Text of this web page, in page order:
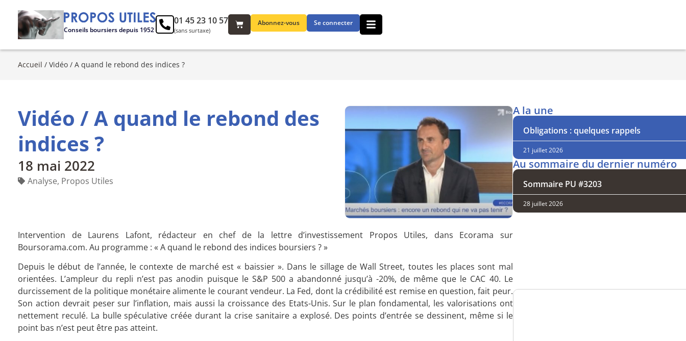
Conseils boursiers depuis 1952
Abonnez-vous Se connecter
01 45 23 10 57
(sans surtaxe)
Accueil / Vidéo / A quand le rebond des indices ?
Vidéo / A quand le rebond des
indices ?
18 mai 2022
Analyse, Propos Utiles
Intervention de Laurens Lafont, rédacteur en chef de la lettre d’investissement Propos Utiles, dans Ecorama sur
Boursorama.com. Au programme : « A quand le rebond des indices boursiers ? »
Depuis le début de l’année, le contexte de marché est « baissier ». Dans le sillage de Wall Street, toutes les places sont mal
orientées. L’ampleur du repli n’est pas anodin puisque le S&P 500 a abandonné jusqu’à -20%, de même que le CAC 40. Le
durcissement de la politique monétaire alimente le courant vendeur. La Fed, dont la crédibilité est remise en question, fait peur.
Son action devrait peser sur l’inflation, mais aussi la croissance des Etats-Unis. Sur le plan fondamental, les valorisations ont
nettement reculé. La bulle spéculative créée durant la crise sanitaire a explosé. Des points d’entrée se dessinent, même si le
point bas n’est peut être pas atteint.
A la une
Obligations : quelques rappels
21 juillet 2026
Au sommaire du dernier numéro
Sommaire PU #3203
28 juillet 2026